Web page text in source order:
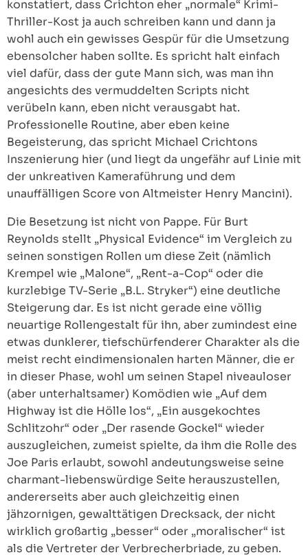
konstatiert, dass Crichton eher „normale“ Krimi-
Thriller-Kost ja auch schreiben kann und dann ja
wohl auch ein gewisses Gespür für die Umsetzung
ebensolcher haben sollte. Es spricht halt einfach
viel dafür, dass der gute Mann sich, was man ihn
angesichts des vermuddelten Scripts nicht
verübeln kann, eben nicht verausgabt hat.
Professionelle Routine, aber eben keine
Begeisterung, das spricht Michael Crichtons
Inszenierung hier (und liegt da ungefähr auf Linie mit
der unkreativen Kameraführung und dem
unauffälligen Score von Altmeister Henry Mancini).
Die Besetzung ist nicht von Pappe. Für Burt
Reynolds stellt „Physical Evidence“ im Vergleich zu
seinen sonstigen Rollen um diese Zeit (nämlich
Krempel wie „Malone“, „Rent-a-Cop“ oder die
kurzlebige TV-Serie „B.L. Stryker“) eine deutliche
Steigerung dar. Es ist nicht gerade eine völlig
neuartige Rollengestalt für ihn, aber zumindest eine
etwas dunklerer, tiefschürfenderer Charakter als die
meist recht eindimensionalen harten Männer, die er
in dieser Phase, wohl um seinen Stapel niveauloser
(aber unterhaltsamer) Komödien wie „Auf dem
Highway ist die Hölle los“, „Ein ausgekochtes
Schlitzohr“ oder „Der rasende Gockel“ wieder
auszugleichen, zumeist spielte, da ihm die Rolle des
Joe Paris erlaubt, sowohl andeutungsweise seine
charmant-liebenswürdige Seite herauszustellen,
andererseits aber auch gleichzeitig einen
jähzornigen, gewalttätigen Drecksack, der nicht
wirklich großartig „besser“ oder „moralischer“ ist
als die Vertreter der Verbrecherbriade, zu geben.